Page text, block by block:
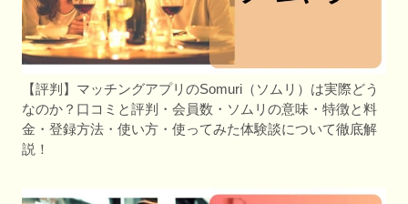
【評判】マッチングアプリのSomuri（ソムリ）は実際どう
なのか？口コミと評判・会員数・ソムリの意味・特徴と料
金・登録方法・使い方・使ってみた体験談について徹底解
説！